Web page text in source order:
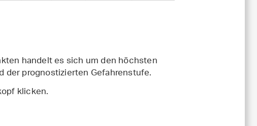
handelt es sich um den höchsten
prognostizierten Gefahrenstufe.
klicken.